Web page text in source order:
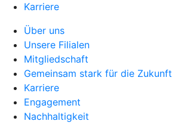
Karriere
Über uns
Unsere Filialen
Mitgliedschaft
Gemeinsam stark für die Zukunft
Karriere
Engagement
Nachhaltigkeit